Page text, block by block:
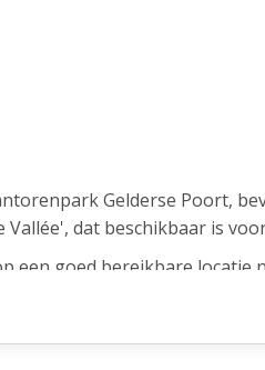
Gelderse Poort,
dat beschikbaar is
een goed bereikbare locatie
regelgeving, dankzij deze